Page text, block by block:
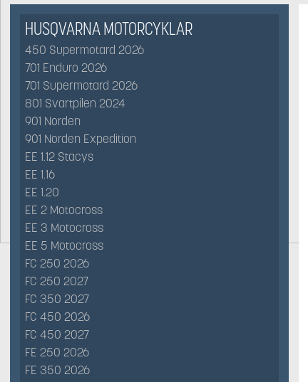
HUSQVARNA MOTORCYKLAR
450 Supermotard 2026
701 Enduro 2026
701 Supermotard 2026
801 Svartpilen 2024
901 Norden
901 Norden Expedition
EE 1.12 Stacys
EE 1.16
EE 1.20
EE 2 Motocross
EE 3 Motocross
EE 5 Motocross
FC 250 2026
FC 250 2027
FC 350 2027
FC 450 2026
FC 450 2027
FE 250 2026
FE 350 2026